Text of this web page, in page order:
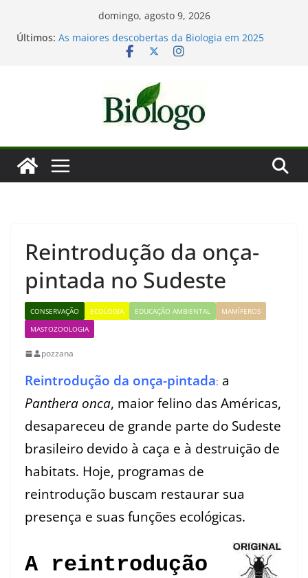
domingo, agosto 9, 2026
Últimos: Mergulho na Biologia – por que a ciência é tão
Dia Mundial das Baleias e Golfinhos
Tatiana Sampaio e a laminina
Considerações de fim de ano: Biologia 2025
Reintrodução da onça-
pintada no Sudeste
CONSERVAÇÃO ECOLOGIA EDUCAÇÃO AMBIENTAL
MAMÍFEROS
MASTOZOOLOGIA
pozzana
Reintrodução da onça-pintada: a
Panthera onca, maior felino das Américas,
desapareceu de grande parte do Sudeste
brasileiro devido à caça e à destruição de
habitats. Hoje, programas de
reintrodução buscam restaurar sua
presença e suas funções ecológicas.
A reintrodução